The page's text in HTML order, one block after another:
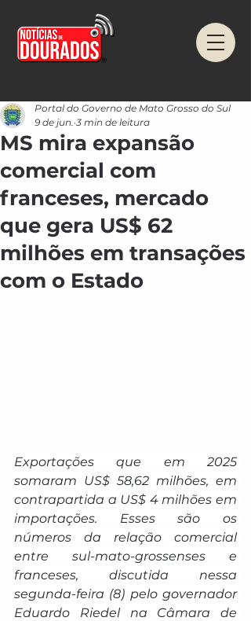
MS mira expansão
comercial com
franceses, mercado
que gera US$ 62
milhões em transações
com o Estado
Portal do Governo de Mato Grosso do Sul
9 de jun. 3 min de leitura
Exportações que em 2025
somaram US$ 58,62 milhões, em
contrapartida a US$ 4 milhões em
importações. Esses são os
números da relação comercial
entre sul-mato-grossenses e
franceses, discutida nessa
segunda-feira (8) pelo governador
Eduardo Riedel na Câmara de